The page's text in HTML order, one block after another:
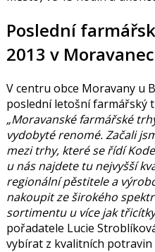
Poslední
2013 v
V centru obce Moravany u
poslední letošní farmářský
„Moravanské farmářské
vydobyté renomé. Začali
mezi trhy, které se řídí
u nás najdete tu nejvyšší
regionální pěstitele a
nakoupit ze širokého
sortimentu u více jak
pořadatele Lucie
vybírat z kvalitních potravin